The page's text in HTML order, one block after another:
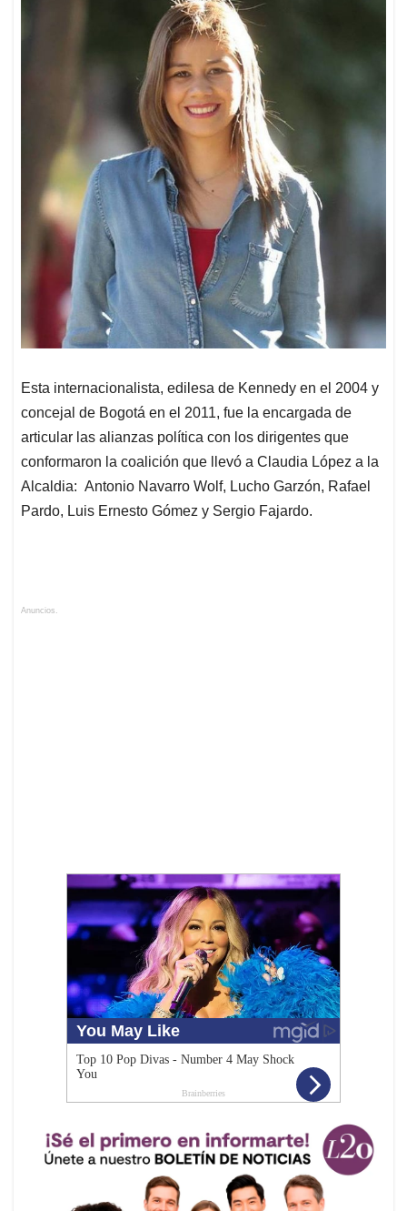
Esta internacionalista, edilesa de Kennedy en el 2004 y
concejal de Bogotá en el 2011, fue la encargada de
articular las alianzas política con los dirigentes que
conformaron la coalición que llevó a Claudia López a la
Alcaldia: Antonio Navarro Wolf, Lucho Garzón, Rafael
Pardo, Luis Ernesto Gómez y Sergio Fajardo.
Anuncios.